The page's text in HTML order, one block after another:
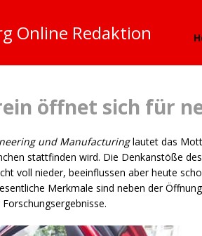
Online Redaktion
öffnet sich für
und Manufacturinglautet das
stattfinden wird. Die Denkanstöße
voll nieder, beeinflussen aber heute
Merkmale sind neben der